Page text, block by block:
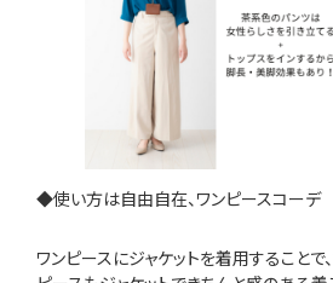
◆使い方は自由自在、ワンピースコーデ
ワンピースにジャケットを着用することで